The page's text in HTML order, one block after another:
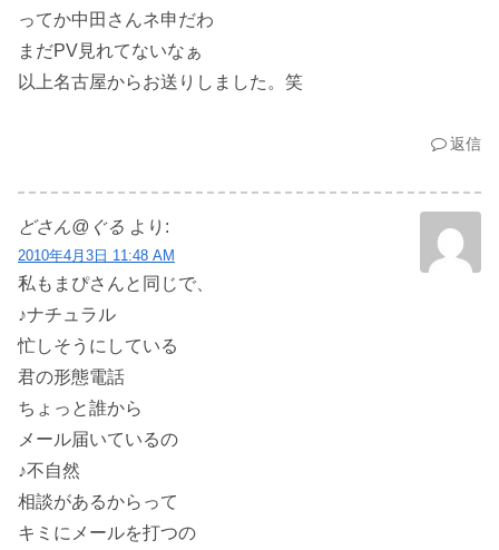
ってか中田さんネ申だわ
まだPV見れてないなぁ
以上名古屋からお送りしました。笑
返信
どさん@ぐる より:
2010年4月3日 11:48 AM
私もまぴさんと同じで、
♪ナチュラル
忙しそうにしている
君の形態電話
ちょっと誰から
メール届いているの
♪不自然
相談があるからって
キミにメールを打つの